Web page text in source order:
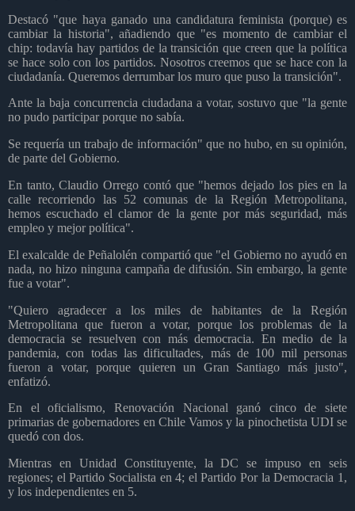
Destacó "que haya ganado una candidatura feminista (porque) es
cambiar la historia", añadiendo que "es momento de cambiar el
chip: todavía hay partidos de la transición que creen que la política
se hace solo con los partidos. Nosotros creemos que se hace con la
ciudadanía. Queremos derrumbar los muro que puso la transición".
Ante la baja concurrencia ciudadana a votar, sostuvo que "la gente
no pudo participar porque no sabía.
Se requería un trabajo de información" que no hubo, en su opinión,
de parte del Gobierno.
En tanto, Claudio Orrego contó que "hemos dejado los pies en la
calle recorriendo las 52 comunas de la Región Metropolitana,
hemos escuchado el clamor de la gente por más seguridad, más
empleo y mejor política".
El exalcalde de Peñalolén compartió que "el Gobierno no ayudó en
nada, no hizo ninguna campaña de difusión. Sin embargo, la gente
fue a votar".
"Quiero agradecer a los miles de habitantes de la Región
Metropolitana que fueron a votar, porque los problemas de la
democracia se resuelven con más democracia. En medio de la
pandemia, con todas las dificultades, más de 100 mil personas
fueron a votar, porque quieren un Gran Santiago más justo",
enfatizó.
En el oficialismo, Renovación Nacional ganó cinco de siete
primarias de gobernadores en Chile Vamos y la pinochetista UDI se
quedó con dos.
Mientras en Unidad Constituyente, la DC se impuso en seis
regiones; el Partido Socialista en 4; el Partido Por la Democracia 1,
y los independientes en 5.